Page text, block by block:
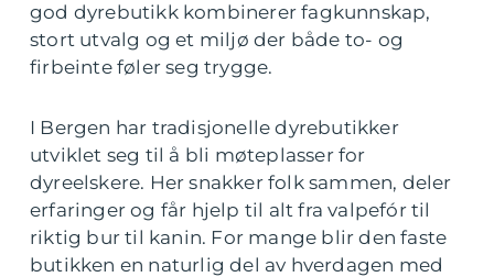
god dyrebutikk kombinerer fagkunnskap,
stort utvalg og et miljø der både to- og
firbeinte føler seg trygge.
I Bergen har tradisjonelle dyrebutikker
utviklet seg til å bli møteplasser for
dyreelskere. Her snakker folk sammen, deler
erfaringer og får hjelp til alt fra valpefór til
riktig bur til kanin. For mange blir den faste
butikken en naturlig del av hverdagen med